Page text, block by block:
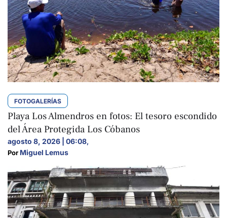
FOTOGALERÍAS
Playa Los Almendros en fotos: El tesoro escondido
del Área Protegida Los Cóbanos
agosto 8, 2026 | 06:08,
Por Miguel Lemus